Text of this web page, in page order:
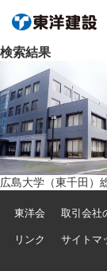
検索結果
広島大学（東千田）
東洋会 取引会社
リンク サイトマ